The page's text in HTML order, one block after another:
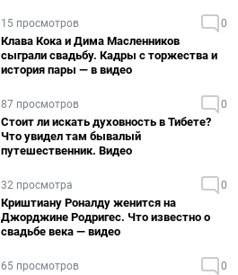
15 просмотров 0
Клава Кока и Дима Масленников
сыграли свадьбу. Кадры с торжества и
история пары — в видео
87 просмотров 0
Стоит ли искать духовность в Тибете?
Что увидел там бывалый
путешественник. Видео
32 просмотра 0
Криштиану Роналду женится на
Джорджине Родригес. Что известно о
свадьбе века — видео
65 просмотров 0